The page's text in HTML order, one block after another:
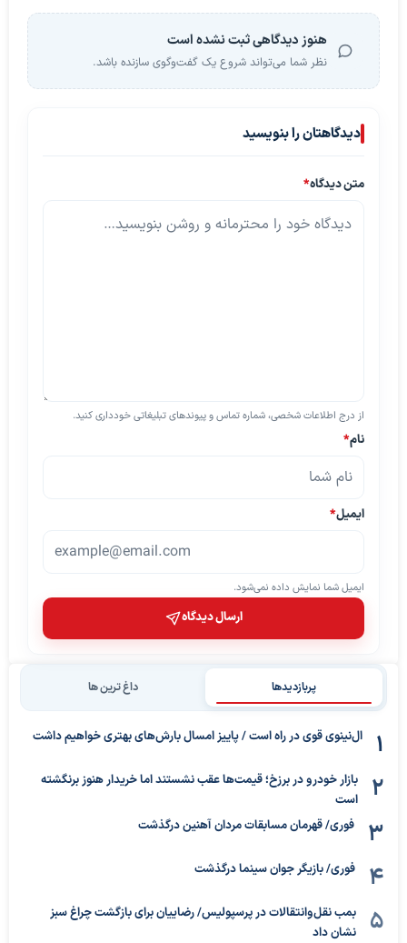
هنوز دیدگاهی ثبت نشده است
نظر شما می‌تواند شروع یک گفت‌وگوی سازنده باشد.
دیدگاهتان را بنویسید
متن دیدگاه*
از درج اطلاعات شخصی، شماره تماس و پیوندهای تبلیغاتی خودداری کنید.
نام*
ایمیل*
ایمیل شما نمایش داده نمی‌شود.
ارسال دیدگاه
پربازدیدها داغ ترین ها
ال‌نینوی قوی در راه است / پاییز امسال بارش‌های بهتری خواهیم داشت
بازار خودرو در برزخ؛ قیمت‌ها عقب نشستند اما خریدار هنوز برنگشته
است
فوری/ قهرمان مسابقات مردان آهنین درگذشت
فوری/ بازیگر جوان سینما درگذشت
بمب نقل‌وانتقالات در پرسپولیس/ رضاییان برای بازگشت چراغ سبز
نشان داد